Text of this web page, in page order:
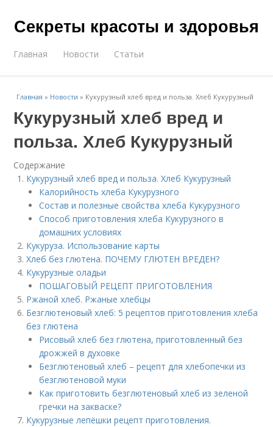
Секреты красоты и здоровья
Главная Новости Статьи
Главная » Новости » Кукурузный хлеб вред и польза. Хлеб Кукурузный
Кукурузный хлеб вред и
польза. Хлеб Кукурузный
Содержание
Кукурузный хлеб вред и польза. Хлеб Кукурузный
Калорийность хлеба Кукурузного
Состав и полезные свойства хлеба Кукурузного
Способ приготовления хлеба Кукурузного в
домашних условиях
Кукуруза. Использование карты
Хлеб без глютена. ПОЧЕМУ ГЛЮТЕН ВРЕДЕН?
Кукурузные оладьи
ПОШАГОВЫЙ РЕЦЕПТ ПРИГОТОВЛЕНИЯ
Ржаной хлеб. Ржаные хлебцы
Безглютеновый хлеб: 5 рецептов приготовления хлеба
без глютена
Рисовый хлеб без глютена, приготовленный без
дрожжей в духовке
Безглютеновый хлеб – рецепт для хлебопечки из
безглютеновой муки
Как приготовить безглютеновый хлеб из зеленой
гречки на закваске?
Кукурузные лепёшки рецепт приготовления.